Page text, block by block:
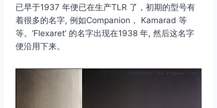
已早于1937 年便已在生产TLR 了，初期的型号有
着很多的名字, 例如Companion， Kamarad 等
等。’Flexaret’ 的名字出现在1938 年, 然后这名字
便沿用下来。